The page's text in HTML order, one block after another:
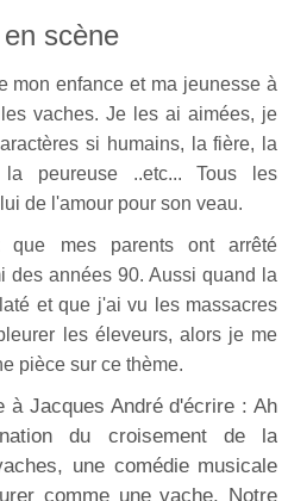
scène
mon enfance et ma jeunesse à
vaches. Je les ai aimées, je
si humains, la fière, la
peureuse ..etc... Tous les
de l'amour pour son veau.
que mes parents ont arrêté
des années 90. Aussi quand la
et que j'ai vu les massacres
les éleveurs, alors je me
pièce sur ce thème.
à Jacques André d'écrire : Ah
du croisement de la
une comédie musicale
comme une vache. Notre